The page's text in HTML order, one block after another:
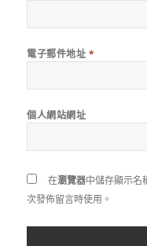
電子郵件地址 *
個人網站網址
在瀏覽器中儲存顯示名
次發佈留言時使用。